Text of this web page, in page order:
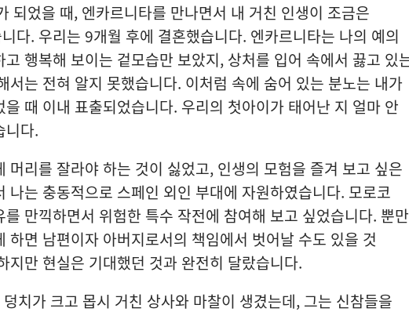
되었을 때, 엔카르니타를 만나면서 내 거친 인생이 조금은
다. 우리는 9개월 후에 결혼했습니다. 엔카르니타는 나의 예의
고 행복해 보이는 겉모습만 보았지, 상처를 입어 속에서 끓고 있
서는 전혀 알지 못했습니다. 이처럼 속에 숨어 있는 분노는 내가
을 때 이내 표출되었습니다. 우리의 첫아이가 태어난 지 얼마 안
니다.
머리를 잘라야 하는 것이 싫었고, 인생의 모험을 즐겨 보고 싶은
나는 충동적으로 스페인 외인 부대에 자원하였습니다. 모로코
를 만끽하면서 위험한 특수 작전에 참여해 보고 싶었습니다. 뿐만
하면 남편이자 아버지로서의 책임에서 벗어날 수도 있을 것
지만 현실은 기대했던 것과 완전히 달랐습니다.
치가 크고 몹시 거친 상사와 마찰이 생겼는데, 그는 신참들을